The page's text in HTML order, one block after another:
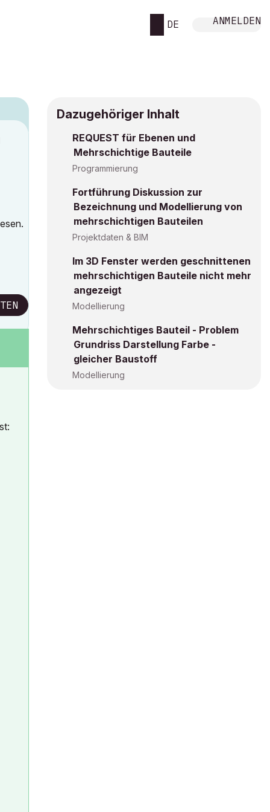
DE ANMELDEN
Dazugehöriger Inhalt
REQUEST für Ebenen und
Mehrschichtige Bauteile
Programmierung
Fortführung Diskussion zur
Bezeichnung und Modellierung von
mehrschichtigen Bauteilen
Projektdaten & BIM
Im 3D Fenster werden geschnittenen
mehrschichtigen Bauteile nicht mehr
angezeigt
Modellierung
Mehrschichtiges Bauteil - Problem
Grundriss Darstellung Farbe -
gleicher Baustoff
Modellierung